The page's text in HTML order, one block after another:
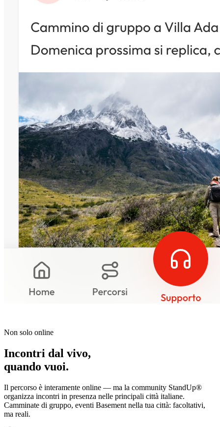
Non solo online
Incontri dal vivo,
quando vuoi.
Il percorso è interamente online — ma la community StandUp®
organizza incontri in presenza nelle principali città italiane.
Camminate di gruppo, eventi Basement nella tua città: facoltativi,
ma reali.